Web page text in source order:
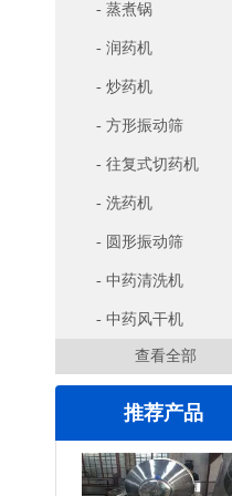
- 蒸煮锅
- 润药机
- 炒药机
- 方形振动筛
- 往复式切药机
- 洗药机
- 圆形振动筛
- 中药清洗机
- 中药风干机
查看全部
推荐产品